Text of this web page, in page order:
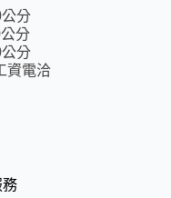
分
分
分
資電洽
務